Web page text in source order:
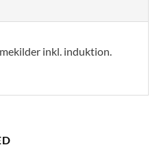
inkl. induktion.